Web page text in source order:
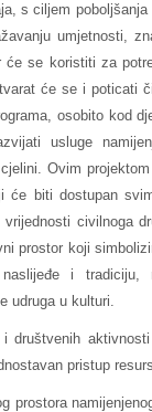
s ciljem
umjetnosti,
se koristiti za
će se i poticati
osobito kod
usluge
Ovim
će biti dostupan
civilnoga
prostor koji
naslijeđe i
udruga u kulturi.
pristup
prostora